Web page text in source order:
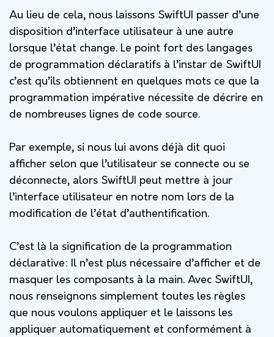
Au lieu de cela, nous laissons SwiftUI passer d’une
disposition d’interface utilisateur à une autre
lorsque l’état change. Le point fort des langages
de programmation déclaratifs à l’instar de SwiftUI
c’est qu’ils obtiennent en quelques mots ce que la
programmation impérative nécessite de décrire en
de nombreuses lignes de code source.
Par exemple, si nous lui avons déjà dit quoi
afficher selon que l’utilisateur se connecte ou se
déconnecte, alors SwiftUI peut mettre à jour
l’interface utilisateur en notre nom lors de la
modification de l’état d’authentification.
C’est là la signification de la programmation
déclarative: Il n’est plus nécessaire d’afficher et de
masquer les composants à la main. Avec SwiftUI,
nous renseignons simplement toutes les règles
que nous voulons appliquer et le laissons les
appliquer automatiquement et conformément à